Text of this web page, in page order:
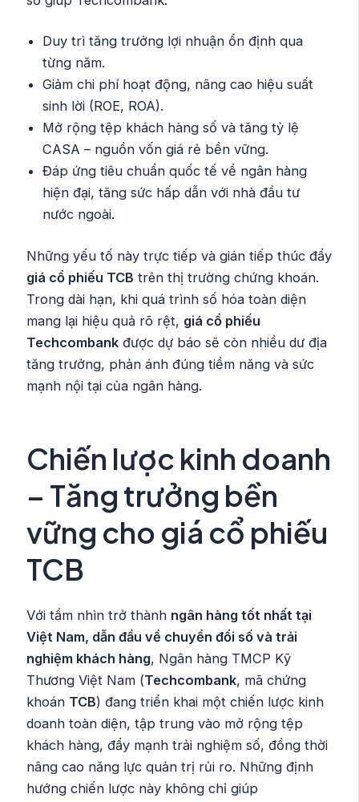
Duy trì tăng trưởng lợi nhuận ổn định qua
từng năm.
Giảm chi phí hoạt động, nâng cao hiệu suất
sinh lời (ROE, ROA).
Mở rộng tệp khách hàng số và tăng tỷ lệ
CASA – nguồn vốn giá rẻ bền vững.
Đáp ứng tiêu chuẩn quốc tế về ngân hàng
hiện đại, tăng sức hấp dẫn với nhà đầu tư
nước ngoài.
Những yếu tố này trực tiếp và gián tiếp thúc đẩy
giá cổ phiếu TCB trên thị trường chứng khoán.
Trong dài hạn, khi quá trình số hóa toàn diện
mang lại hiệu quả rõ rệt, giá cổ phiếu
Techcombank được dự báo sẽ còn nhiều dư địa
tăng trưởng, phản ánh đúng tiềm năng và sức
mạnh nội tại của ngân hàng.
Chiến lược kinh doanh
– Tăng trưởng bền
vững cho giá cổ phiếu
TCB
Với tầm nhìn trở thành ngân hàng tốt nhất tại
Việt Nam, dẫn đầu về chuyển đổi số và trải
nghiệm khách hàng, Ngân hàng TMCP Kỹ
Thương Việt Nam (Techcombank, mã chứng
khoán TCB) đang triển khai một chiến lược kinh
doanh toàn diện, tập trung vào mở rộng tệp
khách hàng, đẩy mạnh trải nghiệm số, đồng thời
nâng cao năng lực quản trị rủi ro. Những định
hướng chiến lược này không chỉ giúp